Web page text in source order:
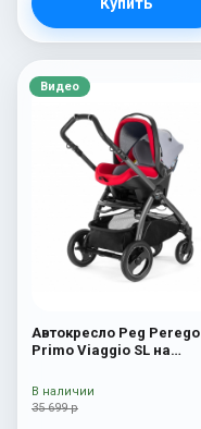
Видео
Автокресло Peg Perego
Primo Viaggio SL на
White/Black) Tulip
35 699 р
В наличии